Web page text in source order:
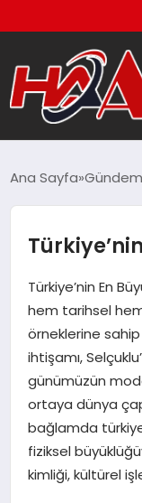
DÜNYA
EĞITIM
EKONOMI
MAGAZIN
SAĞLIK
SIYASET
Ana Sayfa Gündem
Türkiye’nin En
hem tarihsel
örneklerine sahip
ihtişamı,
günümüzün
ortaya dünya
bağlamda
fiziksel
kimliği, kültürel